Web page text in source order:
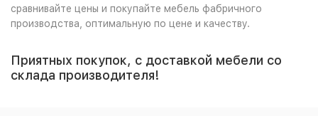
сравнивайте цены и покупайте мебель фабричного
производства, оптимальную по цене и качеству.
Приятных покупок, с доставкой мебели со
склада производителя!